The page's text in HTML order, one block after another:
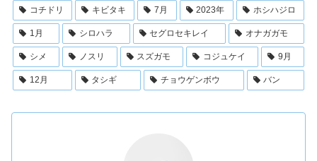
コチドリ キビタキ 7月 2023年 ホシハジロ
1月 シロハラ セグロセキレイ オナガガモ
シメ ノスリ スズガモ コジュケイ 9月
12月 タシギ チョウゲンボウ バン